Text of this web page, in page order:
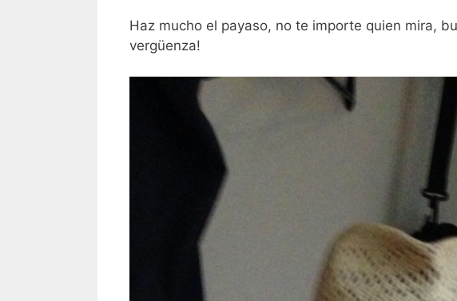
Haz mucho el payaso, no te importe quien mira,
vergüenza!